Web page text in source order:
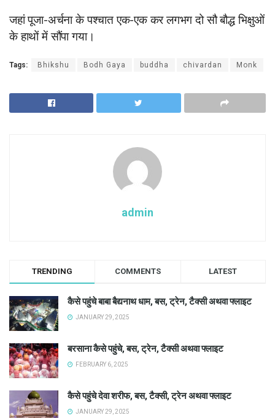
जहां पूजा-अर्चना के पश्चात एक-एक कर लगभग दो सौ बौद्ध भिक्षुओं
के हाथों में सौंपा गया।
Tags: Bhikshu Bodh Gaya buddha chivardan Monk
admin
TRENDING COMMENTS LATEST
कैसे पहुंचे बाबा बैद्यनाथ धाम, बस, ट्रेन, टैक्सी अथवा फ्लाइट
JANUARY 29, 2025
बरसाना कैसे पहुंचे, बस, ट्रेन, टैक्सी अथवा फ्लाइट
FEBRUARY 6, 2025
कैसे पहुंचे देवा शरीफ, बस, टैक्सी, ट्रेन अथवा फ्लाइट
JANUARY 29, 2025